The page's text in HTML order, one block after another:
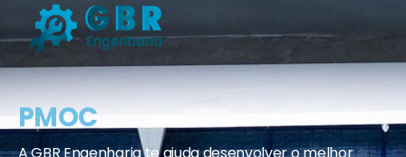
PMOC
A GBR Engenharia te ajuda desenvolver o melhor